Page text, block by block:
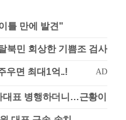
틀 만에 발견"
북민 회상한 기쁨조 검사
대표 병행하더니…근황이